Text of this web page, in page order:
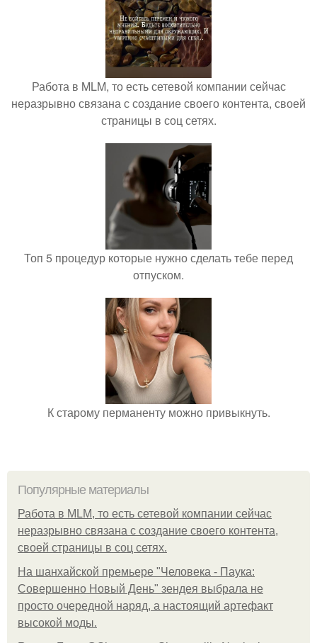
Работа в MLM, то есть сетевой компании сейчас
неразрывно связана с создание своего контента, своей
страницы в соц сетях.
Топ 5 процедур которые нужно сделать тебе перед
отпуском.
К старому перманенту можно привыкнуть.
Популярные материалы
Работа в MLM, то есть сетевой компании сейчас
неразрывно связана с создание своего контента,
своей страницы в соц сетях.
На шанхайской премьере "Человека - Паука:
Совершенно Новый День" зендея выбрала не
просто очередной наряд, а настоящий артефакт
высокой моды.